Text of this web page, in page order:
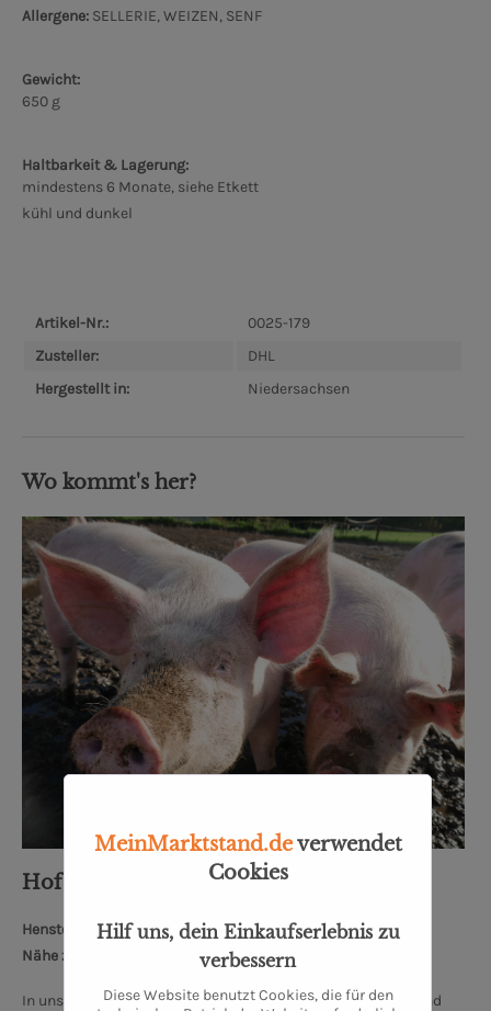
Allergene: SELLERIE, WEIZEN, SENF
Gewicht:
650 g
Haltbarkeit & Lagerung:
mindestens 6 Monate, siehe Etkett
kühl und dunkel
Artikel-Nr.:
0025-179
Zusteller:
DHL
Hergestellt in:
Niedersachsen
Wo kommt's her?
Hof Pleus GmbH
Henstedter Str. 15, 27243 Prinzhöfte
Nähe zum Oldenburger Schloss: 33 km
In unserem traditionellem Betrieb zwischen Ganderkesee und
MeinMarktstand.deverwendet
Cookies
Hilf uns, dein Einkaufserlebnis zu
verbessern
Diese Website benutzt Cookies, die für den